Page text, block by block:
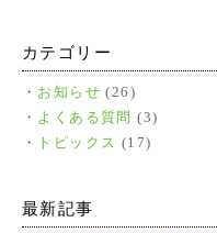
カテゴリー
お知らせ (26)
よくある質問 (3)
トピックス (17)
最新記事